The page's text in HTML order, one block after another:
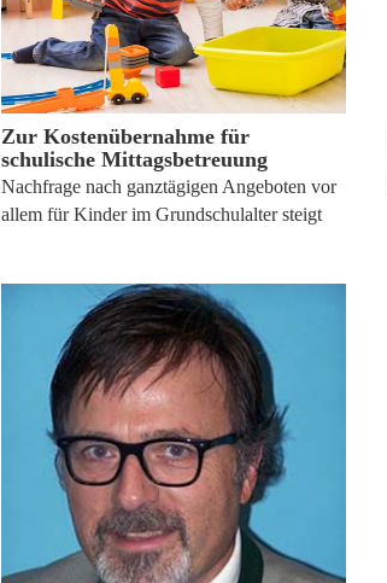
18. Januar 2018
Zur Kostenübernahme für
schulische Mittagsbetreuung
Nachfrage nach ganztägigen Angeboten vor
allem für Kinder im Grundschulalter steigt